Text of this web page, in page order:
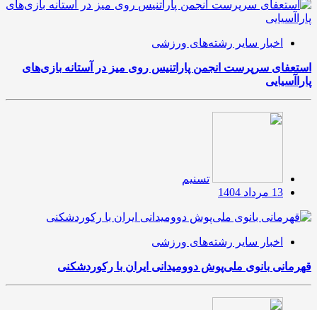
اخبار سایر رشته‌های ورزشی
استعفای سرپرست انجمن پاراتنیس روی میز در آستانه بازی‌های
پاراآسیایی
تسنیم
13 مرداد 1404
اخبار سایر رشته‌های ورزشی
قهرمانی بانوی ملی‌پوش دوومیدانی ایران با رکوردشکنی